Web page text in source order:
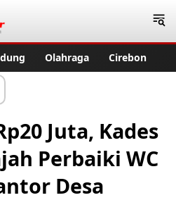
Olahraga Cirebon
Juta, Kades
Perbaiki WC
Desa